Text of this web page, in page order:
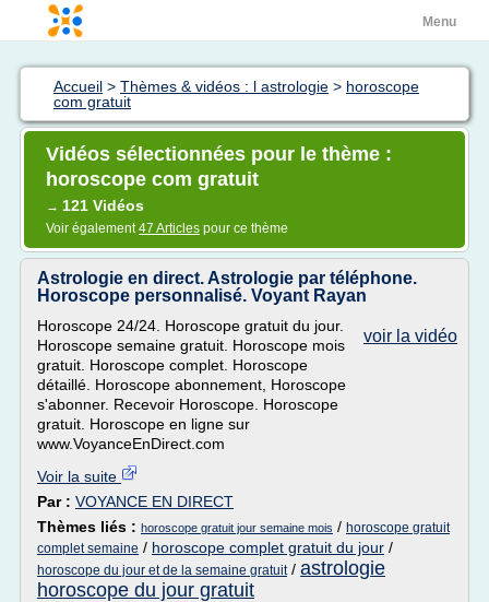
Menu
Accueil > Thèmes & vidéos : l astrologie > horoscope
com gratuit
Vidéos sélectionnées pour le thème :
horoscope com gratuit
→ 121 Vidéos
Voir également47 Articles pour ce thème
Astrologie en direct. Astrologie par téléphone.
Horoscope personnalisé. Voyant Rayan
voir la vidéo
Horoscope 24/24. Horoscope gratuit du jour.
Horoscope semaine gratuit. Horoscope mois
gratuit. Horoscope complet. Horoscope
détaillé. Horoscope abonnement, Horoscope
s'abonner. Recevoir Horoscope. Horoscope
gratuit. Horoscope en ligne sur
www.VoyanceEnDirect.com
Voir la suite
Par : VOYANCE EN DIRECT
Thèmes liés : horoscope gratuit jour semaine mois / horoscope gratuit
complet semaine / horoscope complet gratuit du jour /
horoscope du jour et de la semaine gratuit/ astrologie
horoscope du jour gratuit